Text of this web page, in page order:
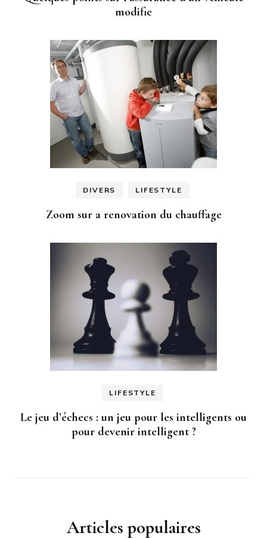
modifie
DIVERS LIFESTYLE
Zoom sur a renovation du chauffage
LIFESTYLE
Le jeu d’échecs : un jeu pour les intelligents ou
pour devenir intelligent ?
Articles populaires